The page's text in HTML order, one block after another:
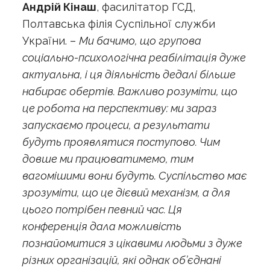
Андрій Кінаш, фасилітатор ГСД,
Полтавська філія Суспільної служби
України. – Ми бачимо, що групова
соціально-психологічна реабілітація дуже
актуальна, і ця діяльність дедалі більше
набирає обертів. Важливо розуміти, що
це робота на перспективу: ми зараз
запускаємо процеси, а результати
будуть проявлятися поступово. Чим
довше ми працюватимемо, тим
вагомішими вони будуть. Суспільство має
зрозуміти, що це дієвий механізм, а для
цього потрібен певний час. Ця
конференція дала можливість
познайомитися з цікавими людьми з дуже
різних організацій, які однак об’єднані